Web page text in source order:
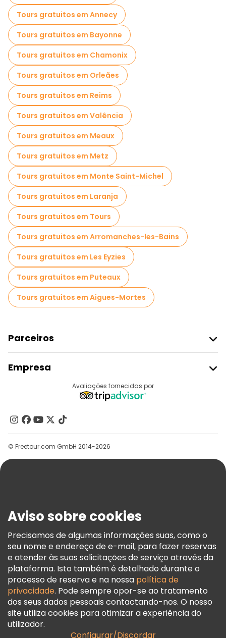
Passeios autoguiados em Paris
Jogos de fuga em Paris
Visitas gratuitas à guerra em Paris
Passeios fotográficos em Paris
Cruzeiros em Paris
Museus em Paris
Visita guiada gratuita à cidade velha Paris
Visitas ao mercado em Paris
Visitas de degustação locais em Paris
Passeios gratuitos de um dia em Paris
Passeios a pé noturnos gratuitos em Paris
Passeios de bicicleta em Paris
Passeios gastronômicos em Paris
Passeios gratuitos perto Louvre Museum
Passeios gratuitos perto Conciergerie
Tours gratuitos em Annecy
Tours gratuitos em Bayonne
Tours gratuitos em Chamonix
Tours gratuitos em Orleães
Tours gratuitos em Reims
Tours gratuitos em Valência
Tours gratuitos em Meaux
Tours gratuitos em Metz
Tours gratuitos em Monte Saint-Michel
Tours gratuitos em Laranja
Tours gratuitos em Tours
Tours gratuitos em Arromanches-les-Bains
Tours gratuitos em Les Eyzies
Tours gratuitos em Puteaux
Tours gratuitos em Aigues-Mortes
Parceiros
Registo Do Fornecedor
Programa De Afiliados
Empresa
Contacte-Nos
Grupos
Ajuda
Termos E Informações Legais
Política De Cookies
Freetour Prémios
Programa De Fidelidade
Avaliações fornecidas por
© Freetour.com GmbH 2014-2026
Aviso sobre cookies
Precisamos de algumas informações suas, como o
seu nome e endereço de e-mail, para fazer reservas
e atender às suas solicitações de serviço através da
plataforma. Isto também é detalhado durante o
processo de reserva e na nossa política de
privacidade. Pode sempre opor-se ao tratamento
dos seus dados pessoais contactando-nos. O nosso
site utiliza cookies para otimizar a experiência do
utilizador.
Configurar/Discordar